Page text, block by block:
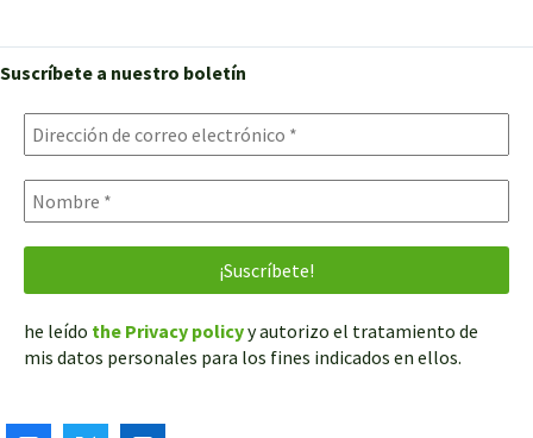
Suscríbete a nuestro boletín
he leído the Privacy policyy autorizo el tratamiento de
mis datos personales para los fines indicados en ellos.